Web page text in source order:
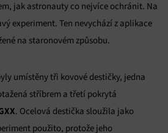
jak astronauty co nejvíce ochránit. Na
experiment. Ten nevychází z aplikace
na staronovém způsobu.
umístěny tři kovové destičky, jedna
stříbrem a třetí pokrytá
. Ocelová destička sloužila jako
použito, protože jeho